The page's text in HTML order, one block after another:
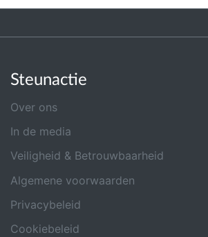
Steunactie
Over ons
In de media
Veiligheid & Betrouwbaarheid
Algemene voorwaarden
Privacybeleid
Cookiebeleid